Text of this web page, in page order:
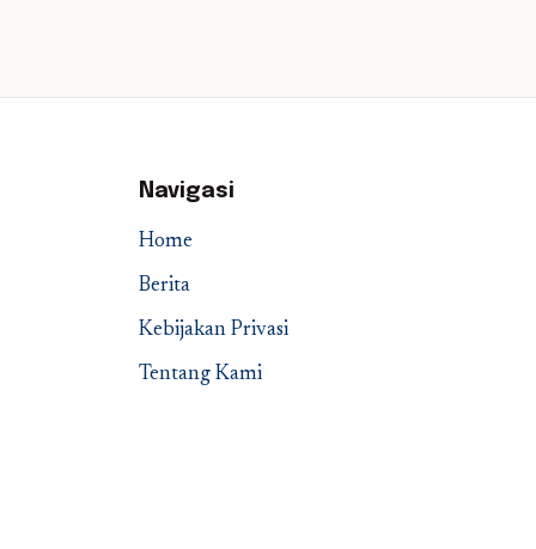
Navigasi
Home
Berita
Kebijakan Privasi
Tentang Kami